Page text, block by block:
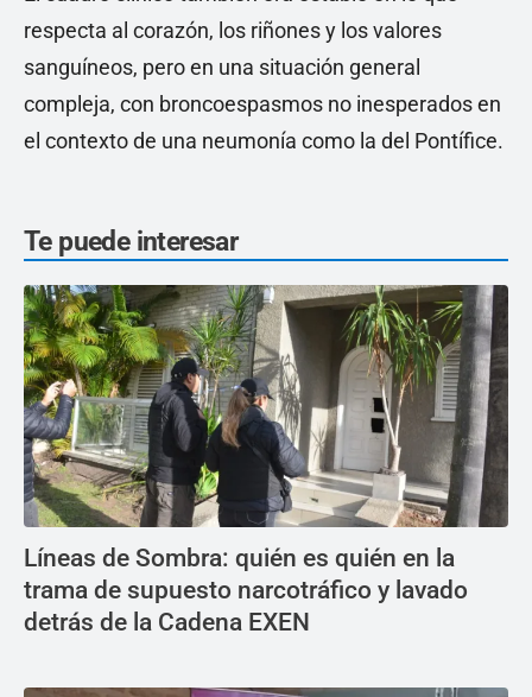
respecta al corazón, los riñones y los valores
sanguíneos, pero en una situación general
compleja, con broncoespasmos no inesperados en
el contexto de una neumonía como la del Pontífice.
Te puede interesar
Líneas de Sombra: quién es quién en la
trama de supuesto narcotráfico y lavado
detrás de la Cadena EXEN